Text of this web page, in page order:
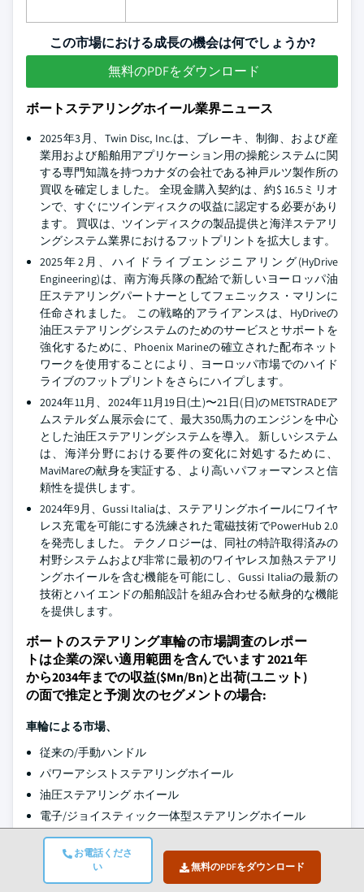
お電話くださ
い
無料のPDFをダウンロード
この市場における成長の機会は何でしょうか?
無料のPDFをダウンロード
ボートステアリングホイール業界ニュース
2025年3月、Twin Disc, Inc.は、ブレーキ、制御、および産
業用および船舶用アプリケーション用の操舵システムに関
する専門知識を持つカナダの会社である神戸ルツ製作所の
買収を確定しました。 全現金購入契約は、約$ 16.5ミリオ
ンで、すぐにツインディスクの収益に認定する必要があり
ます。 買収は、ツインディスクの製品提供と海洋ステアリ
ングシステム業界におけるフットプリントを拡大します。
2025年2月、ハイドライブエンジニアリング(HyDrive
Engineering)は、南方海兵隊の配給で新しいヨーロッパ油
圧ステアリングパートナーとしてフェニックス・マリンに
任命されました。 この戦略的アライアンスは、HyDriveの
油圧ステアリングシステムのためのサービスとサポートを
強化するために、Phoenix Marineの確立された配布ネット
ワークを使用することにより、ヨーロッパ市場でのハイド
ライブのフットプリントをさらにハイプします。
2024年11月、2024年11月19日(土)〜21日(日)のMETSTRADEア
ムステルダム展示会にて、最大350馬力のエンジンを中心
とした油圧ステアリングシステムを導入。 新しいシステム
は、海洋分野における要件の変化に対処するために、
MaviMareの献身を実証する、より高いパフォーマンスと信
頼性を提供します。
2024年9月、Gussi Italiaは、ステアリングホイールにワイヤ
レス充電を可能にする洗練された電磁技術でPowerHub 2.0
を発売しました。 テクノロジーは、同社の特許取得済みの
村野システムおよび非常に最初のワイヤレス加熱ステアリ
ングホイールを含む機能を可能にし、Gussi Italiaの最新の
技術とハイエンドの船舶設計を組み合わせる献身的な機能
を提供します。
ボートのステアリング車輪の市場調査のレポー
トは企業の深い適用範囲を含んでいます 2021年
から2034年までの収益($Mn/Bn)と出荷(ユニット)
の面で推定と予測 次のセグメントの場合:
車輪による市場、
従来の/手動ハンドル
パワーアシストステアリングホイール
油圧ステアリング ホイール
電子/ジョイスティック一体型ステアリングホイール
ボートで
レクリエーションボート